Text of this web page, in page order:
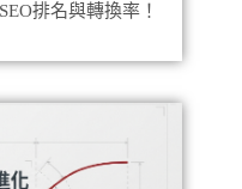
排名與轉換率！